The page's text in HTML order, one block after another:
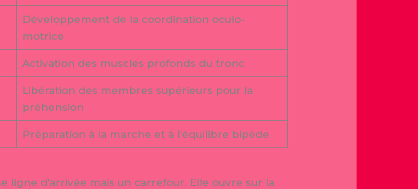
Développement de la coordination oculo-
motrice
Activation des muscles profonds du tronc
Libération des membres supérieurs pour la
préhension
Préparation à la marche et à l’équilibre bipède
ligne d’arrivée mais un carrefour. Elle ouvre sur la